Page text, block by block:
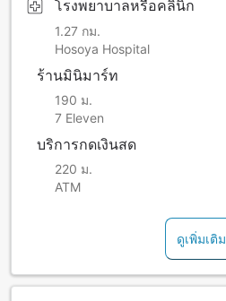
โรงพยาบาลหรือคลินิก
1.27 กม.
Hosoya Hospital
ร้านมินิมาร์ท
190 ม.
7 Eleven
บริการกดเงินสด
220 ม.
ATM
ดูเพิ่มเติม